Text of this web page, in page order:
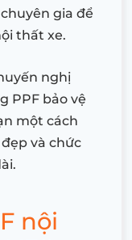
gia để
thất xe.
nghị
PPF bảo vệ
một cách
và chức
nội